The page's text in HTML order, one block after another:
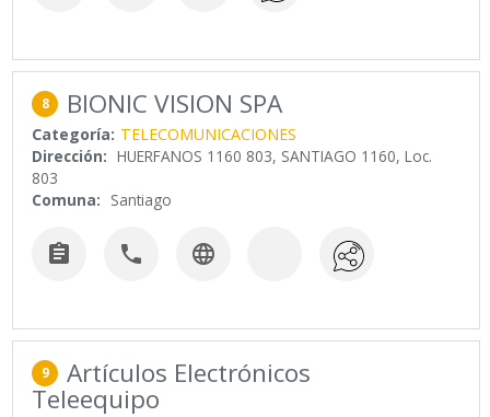
8 BIONIC VISION SPA
Categoría: TELECOMUNICACIONES
Dirección: HUERFANOS 1160 803, SANTIAGO 1160, Loc.
803
Comuna: Santiago
  
9 Artículos Electrónicos
Teleequipo